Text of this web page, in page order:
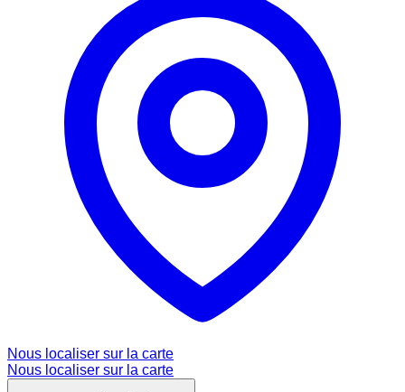
Nous localiser sur la carte
Nous localiser sur la carte